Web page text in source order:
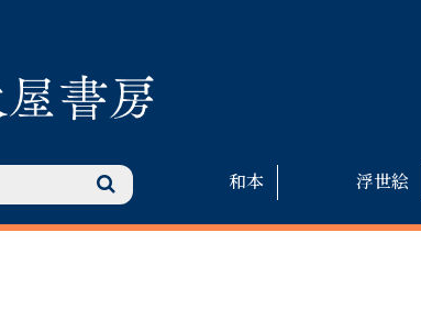
和本 浮世絵